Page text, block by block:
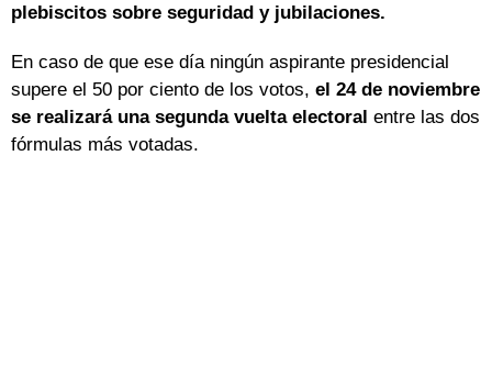
plebiscitos sobre seguridad y jubilaciones.
En caso de que ese día ningún aspirante presidencial
supere el 50 por ciento de los votos, el 24 de noviembre
se realizará una segunda vuelta electoral entre las dos
fórmulas más votadas.